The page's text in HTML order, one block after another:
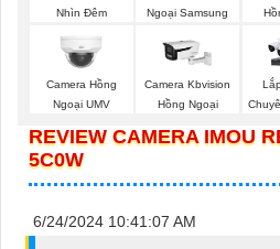
SẢN
PHẨM
TƯ
Nhìn Đêm
Ngoại Samsung
Camera Hồng
Ngoại UMV
Camera Kbvision
Hồng Ngoại
REVIEW CAMERA IMOU
5C0W
6/24/2024 10:41:07 AM